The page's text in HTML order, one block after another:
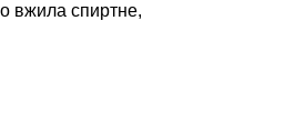
вжила спиртне,